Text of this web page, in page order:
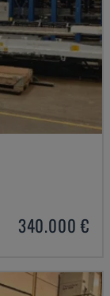
340.000 €